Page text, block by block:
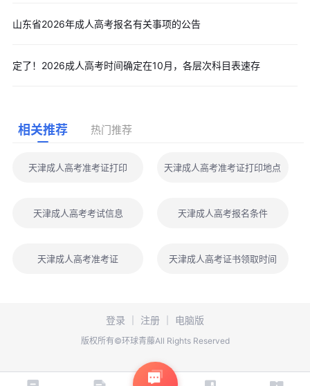
山东省2026年成人高考报名有关事项的公告
定了！2026成人高考时间确定在10月，各层次科目表速存
相关推荐 热门推荐
天津成人高考准考证打印 天津成人高考准考证打印地点
天津成人高考考试信息 天津成人高考报名条件
天津成人高考准考证 天津成人高考证书领取时间
登录 注册 电脑版
版权所有©环球青藤All Rights Reserved